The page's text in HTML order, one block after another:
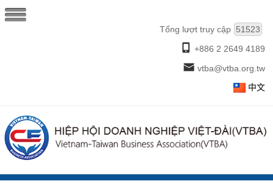
Tổng lượt truy cập 51523
+886 2 2649 4189
vtba@vtba.org.tw
中文